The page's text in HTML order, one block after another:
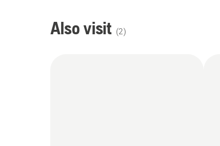
Also visit (2)